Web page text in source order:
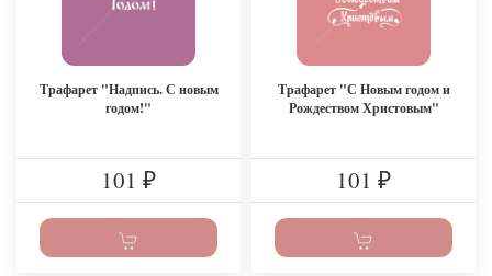
Трафарет "Надпись. С новым
годом!"
101 ₽
Трафарет "С Новым годом и
Рождеством Христовым"
101 ₽